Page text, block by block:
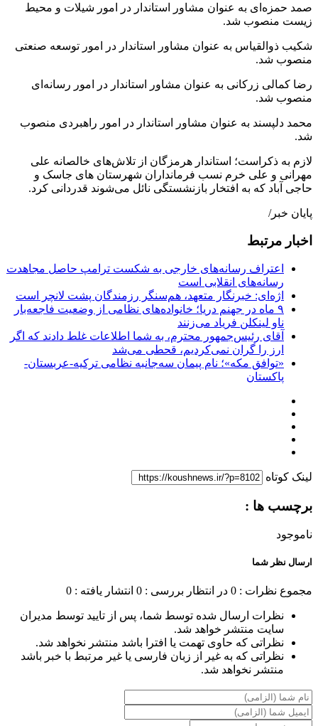
صمد حمزه‌ای به عنوان مشاور استاندار در امور شیلات و محیط
زیست منصوب شد.
شکیب ذوالقیاس به عنوان مشاور استاندار در امور توسعه صنعتی
منصوب شد.
رضا کمالی زرکانی به عنوان مشاور استاندار در امور رسانه‌ای
منصوب شد.
محمد دلپسند به عنوان مشاور استاندار در امور راهبردی منصوب
شد.
لازم به ذکراست؛ استاندار هرمزگان از تلاش‌های خالصانه علی
مهرانی و علی خرم نسب فرمانداران شهرستان های جاسک و
حاجی آباد که به افتخار بازنشستگی نائل می‌شوند قدردانی کرد.
پایان خبر/
اخبار مرتبط
اعتراف رسانه‌های خارجی به شکست ترامپ حاصل مجاهدت
رسانه‌های انقلابی است
اژه‌ای: خبرنگار متعهد، هم‌سنگر رزمندگان پشت لانچر است
۹ ماه در جهنم دریا؛ خانواده‌های نظامی از وضعیت فاجعه‌بار
ناو لینکلن فریاد می‌زنند
آقای رئیس‌جمهور محترم، به شما اطلاعات غلط دادند که اگر
ارز را گران نمی‌کردیم، قحطی می‌شد
«توافق مکه»؛ نام پیمان سه‌جانبه نظامی ترکیه-عربستان-
پاکستان
لینک کوتاه
برچسب ها :
ناموجود
ارسال نظر شما
مجموع نظرات : 0 در انتظار بررسی : 0 انتشار یافته : 0
نظرات ارسال شده توسط شما، پس از تایید توسط مدیران
سایت منتشر خواهد شد.
نظراتی که حاوی تهمت یا افترا باشد منتشر نخواهد شد.
نظراتی که به غیر از زبان فارسی یا غیر مرتبط با خبر باشد
منتشر نخواهد شد.